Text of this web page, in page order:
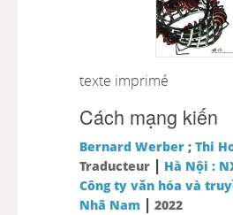
texte imprimé
Cách mạng kiến
Bernard Werber; Thi
Traducteur | Hà Nội :
Công ty văn hóa và
Nhã Nam | 2022